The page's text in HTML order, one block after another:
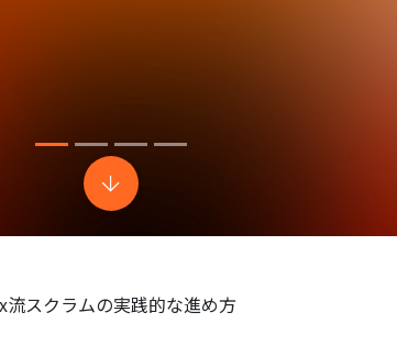
スクラムの実践的な進め方